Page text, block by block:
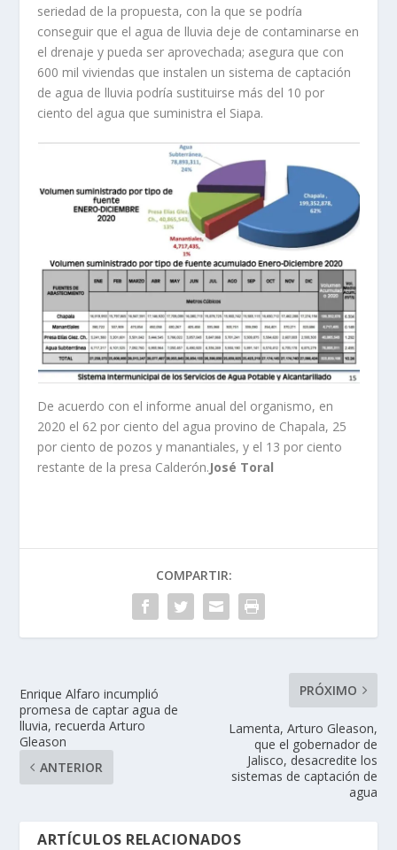
seriedad de la propuesta, con la que se podría
conseguir que el agua de lluvia deje de contaminarse en
el drenaje y pueda ser aprovechada; asegura que con
600 mil viviendas que instalen un sistema de captación
de agua de lluvia podría sustituirse más del 10 por
ciento del agua que suministra el Siapa.
De acuerdo con el informe anual del organismo, en
2020 el 62 por ciento del agua provino de Chapala, 25
por ciento de pozos y manantiales, y el 13 por ciento
restante de la presa Calderón.José Toral
COMPARTIR:
Enrique Alfaro incumplió
promesa de captar agua de
lluvia, recuerda Arturo
Gleason
ANTERIOR
PRÓXIMO
Lamenta, Arturo Gleason,
que el gobernador de
Jalisco, desacredite los
sistemas de captación de
agua
ARTÍCULOS RELACIONADOS